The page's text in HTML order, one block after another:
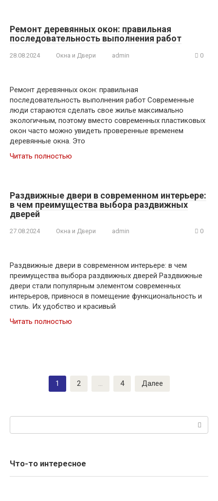
Ремонт деревянных окон: правильная
последовательность выполнения работ
28.08.2024 Окна и Двери admin 0
Ремонт деревянных окон: правильная
последовательность выполнения работ Современные
люди стараются сделать свое жилье максимально
экологичным, поэтому вместо современных пластиковых
окон часто можно увидеть проверенные временем
деревянные окна. Это
Читать полностью
Раздвижные двери в современном интерьере:
в чем преимущества выбора раздвижных
дверей
27.08.2024 Окна и Двери admin 0
Раздвижные двери в современном интерьере: в чем
преимущества выбора раздвижных дверей Раздвижные
двери стали популярным элементом современных
интерьеров, привнося в помещение функциональность и
стиль. Их удобство и красивый
Читать полностью
1 2 … 4 Далее
Что-то интересное